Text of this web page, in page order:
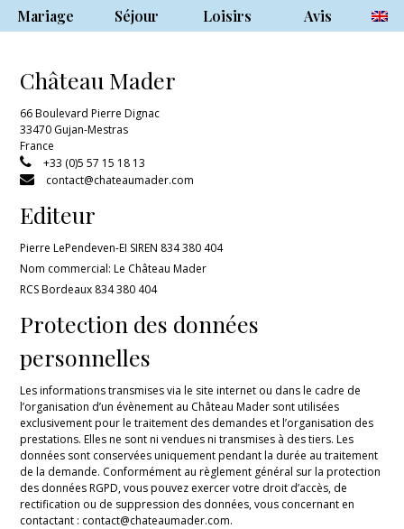
Mariage Séjour Loisirs Avis
Château Mader
66 Boulevard Pierre Dignac
33470 Gujan-Mestras
France
+33 (0)5 57 15 18 13
contact@chateaumader.com
Editeur
Pierre LePendeven-EI SIREN 834 380 404
Nom commercial: Le Château Mader
RCS Bordeaux 834 380 404
Protection des données
personnelles
Les informations transmises via le site internet ou dans le cadre de
l’organisation d’un évènement au Château Mader sont utilisées
exclusivement pour le traitement des demandes et l’organisation des
prestations. Elles ne sont ni vendues ni transmises à des tiers. Les
données sont conservées uniquement pendant la durée au traitement
de la demande. Conformément au règlement général sur la protection
des données RGPD, vous pouvez exercer votre droit d’accès, de
rectification ou de suppression des données, vous concernant en
contactant : contact@chateaumader.com.